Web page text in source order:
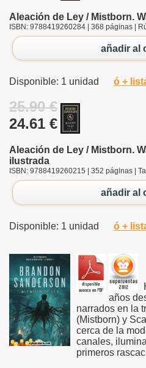
Aleación de Ley / Mistborn.
ISBN: 9788419260284 | 368 páginas |
añadir al
Disponible: 1 unidad ó +
25.90 €
24.61 €
Aleación de Ley / Mistborn.
ilustrada
ISBN: 9788419260215 | 352 páginas |
añadir al
Disponible: 1 unidad ó +
años
narrados en la
(Mistborn) y
cerca de la
canales,
primeros